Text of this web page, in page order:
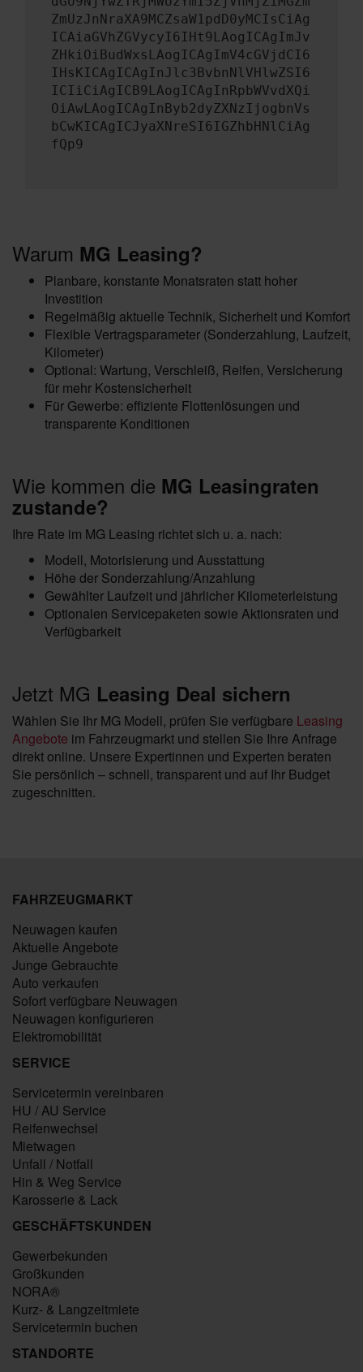
ZmUzJnNraXA9MCZsaW1pdD0yMCIsCiAg
ICAiaGVhZGVycyI6IHt9LAogICAgImJv
ZHkiOiBudWxsLAogICAgImV4cGVjdCI6
IHsKICAgICAgInJlc3BvbnNlVHlwZSI6
ICIiCiAgICB9LAogICAgInRpbWVvdXQi
OiAwLAogICAgInByb2dyZXNzIjogbnVs
bCwKICAgICJyaXNreSI6IGZhbHNlCiAg
fQp9
Warum MG Leasing?
Planbare, konstante Monatsraten statt hoher
Investition
Regelmäßig aktuelle Technik, Sicherheit und Komfort
Flexible Vertragsparameter (Sonderzahlung, Laufzeit,
Kilometer)
Optional: Wartung, Verschleiß, Reifen, Versicherung
für mehr Kostensicherheit
Für Gewerbe: effiziente Flottenlösungen und
transparente Konditionen
Wie kommen die MG Leasingraten
zustande?
Ihre Rate im MG Leasing richtet sich u. a. nach:
Modell, Motorisierung und Ausstattung
Höhe der Sonderzahlung/Anzahlung
Gewählter Laufzeit und jährlicher Kilometerleistung
Optionalen Servicepaketen sowie Aktionsraten und
Verfügbarkeit
Jetzt MG Leasing Deal sichern
Wählen Sie Ihr MG Modell, prüfen Sie verfügbare Leasing
Angebote im Fahrzeugmarkt und stellen Sie Ihre Anfrage
direkt online. Unsere Expertinnen und Experten beraten
Sie persönlich – schnell, transparent und auf Ihr Budget
zugeschnitten.
FAHRZEUGMARKT
Neuwagen kaufen
Aktuelle Angebote
Junge Gebrauchte
Auto verkaufen
Sofort verfügbare Neuwagen
Neuwagen konfigurieren
Elektromobilität
SERVICE
Servicetermin vereinbaren
HU / AU Service
Reifenwechsel
Mietwagen
Unfall / Notfall
Hin & Weg Service
Karosserie & Lack
GESCHÄFTSKUNDEN
Gewerbekunden
Großkunden
NORA®
Kurz- & Langzeitmiete
Servicetermin buchen
STANDORTE